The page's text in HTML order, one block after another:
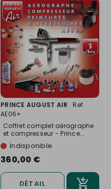
PRINCE AUGUST AIR
Ref.
AE06+
Coffret complet aérographe
et compresseur - Prince...
Indisponible
360,00 €
DÉTAIL